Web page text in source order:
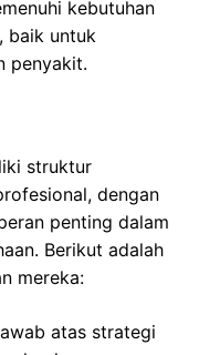
kebutuhan
baik untuk
penyakit.
struktur
dengan
penting dalam
Berikut adalah
mereka:
atas strategi